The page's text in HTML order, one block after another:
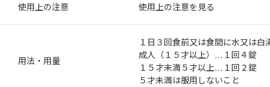
使用上の注意 使用上の注意を見る
用法・用量
１日３回食前又は食間に水又は白
成人（１５才以上）…１回４錠
１５才未満５才以上…１回２錠
５才未満は服用しないこと